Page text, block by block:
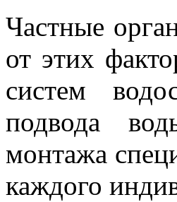
Частные
от этих
систем
подвода
монтажа
каждого